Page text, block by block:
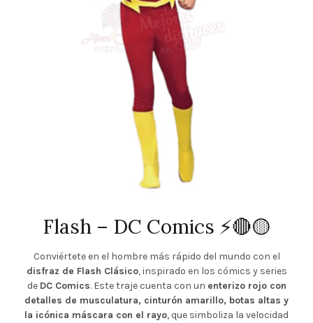
Flash – DC Comics ⚡🔴🟡
Conviértete en el hombre más rápido del mundo con el
disfraz de Flash Clásico, inspirado en los cómics y series
de DC Comics. Este traje cuenta con un enterizo rojo con
detalles de musculatura, cinturón amarillo, botas altas y
la icónica máscara con el rayo, que simboliza la velocidad